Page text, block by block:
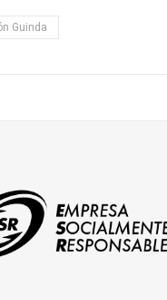
Guinda